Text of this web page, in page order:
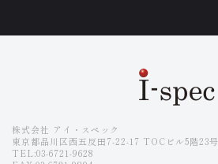
株式会社 アイ・スペック
東京都品川区西五反田7-22-17 TOCビル5階23号
TEL:03-6721-9628